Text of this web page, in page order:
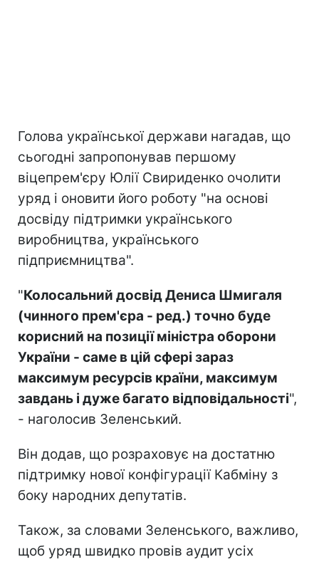
Голова української держави нагадав, що
сьогодні запропонував першому
віцепрем'єру Юлії Свириденко очолити
уряд і оновити його роботу "на основі
досвіду підтримки українського
виробництва, українського
підприємництва".
"Колосальний досвід Дениса Шмигаля
(чинного прем'єра - ред.) точно буде
корисний на позиції міністра оборони
України - саме в цій сфері зараз
максимум ресурсів країни, максимум
завдань і дуже багато відповідальності",
- наголосив Зеленський.
Він додав, що розраховує на достатню
підтримку нової конфігурації Кабміну з
боку народних депутатів.
Також, за словами Зеленського, важливо,
щоб уряд швидко провів аудит усіх